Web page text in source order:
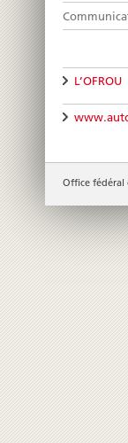
L’OFROU
Office fédéral